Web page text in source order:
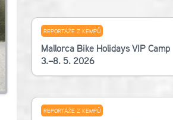
REPORTÁŽE Z KEMPŮ
Mallorca Bike Holidays VIP Camp
3.–8. 5. 2026
REPORTÁŽE Z KEMPŮ